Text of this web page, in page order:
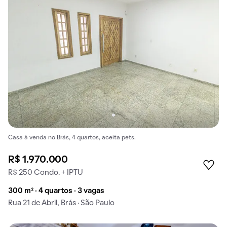
Casa à venda no Brás, 4 quartos, aceita pets.
R$ 1.970.000
R$ 250 Condo. + IPTU
300 m² · 4 quartos · 3 vagas
Rua 21 de Abril, Brás · São Paulo